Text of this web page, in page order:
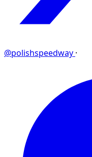
@polishspeedway ·